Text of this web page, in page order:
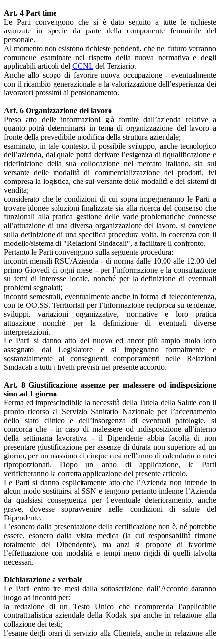
Art. 4 Part time
Le Parti convengono che si è dato seguito a tutte le richieste
avanzate in specie da parte della componente femminile del
personale.
Al momento non esistono richieste pendenti, che nel futuro verranno
comunque esaminate nel rispetto della nuova normativa e degli
applicabili articoli del CCNL del Terziario.
Anche allo scopo di favorire nuova occupazione - eventualmente
con il ricambio generazionale e la valorizzazione dell’esperienza dei
lavoratori prossimi al pensionamento.
Art. 6 Organizzazione del lavoro
Preso atto delle informazioni già fornite dall’azienda relative a
quanto potrà determinarsi in tema di organizzazione del lavoro a
fronte della prevedibile modifica della struttura aziendale;
esaminato, in tale contesto, il possibile sviluppo, anche tecnologico
dell’azienda, dal quale potrà derivare l’esigenza di riqualificazione e
ridefinizione della sua collocazione nel mercato italiano, sia sul
versante delle modalità di commercializzazione dei prodotti, ivi
compresa la logistica, che sul versante delle modalità e dei sistemi di
vendita;
considerato che le condizioni di cui sopra impegneranno le Parti a
trovare idonee soluzioni finalizzate sia alla ricerca del consenso che
funzionali alla pratica gestione delle varie problematiche connesse
all’attuazione di una diversa organizzazione del lavoro, si conviene
sulla definizione di una specifica procedura volta, in coerenza con il
modello/sistema di "Relazioni Sindacali", a facilitare il confronto.
Pertanto le Parti convengono sulla seguente procedura:
incontri mensili RSU/Azienda - di norma dalle 10.00 alle 12.00 del
primo Giovedì di ogni mese - per l’informazione e la consultazione
su temi di interesse locale, nonché per la definizione di eventuali
problemi segnalati;
incontri semestrali, eventualmente anche in forma di teleconferenza,
con le OO.SS. Territoriali per l’informazione reciproca su tendenze,
sviluppi, variazioni organizzative, normative e loro pratica
attuazione nonché per la definizione di eventuali diverse
interpretazioni.
Le Parti si danno atto del nuovo ed ancor più ampio ruolo loro
assegnato dal Legislatore e si impegnano formalmente e
sostanzialmente ai conseguenti comportamenti nelle Relazioni
Sindacali a tutti i livelli previsti nel presente accordo.
Art. 8 Giustificazione assenze per malessere od indisposizione
sino ad 1 giorno
Ferma ed imprescindibile la necessità della Tutela della Salute con il
pronto ricorso al Servizio Sanitario Nazionale per l’accertamento
dello stato clinico e dell’insorgenza di eventuali patologie, si
concorda che - in caso di malessere od indisposizione all’interno
della settimana lavorativa - il Dipendente abbia facoltà di non
presentare giustificazione per assenze di durata non superiore ad un
giorno, per un massimo di cinque casi nell’anno di calendario o ratei
riproporzionati. Dopo un anno di applicazione, le Parti
verificheranno la corretta applicazione del presente articolo.
Le Parti si danno esplicitamente atto che l’Azienda non intende in
alcun modo sostituirsi al SSN e tengono pertanto indenne l’Azienda
da qualsiasi conseguenza per l’eventuale deterioramento, anche
grave, dovesse sopravvenire nelle condizioni di salute del
Dipendente.
L’esonero dalla presentazione della certificazione non è, né potrebbe
essere, esonero dalla visita medica (la cui responsabilità rimane
totalmente del Dipendente), ma anzi si propone di favorirne
l’effettuazione con modalità e tempi meno rigidi di quelli talvolta
necessari.
Dichiarazione a verbale
Le Parti entro tre mesi dalla sottoscrizione dall’Accordo daranno
luogo ad incontri per:
la redazione di un Testo Unico che ricomprenda l’applicabile
contrattualistica aziendale della Kodak spa anche in relazione alla
collazione dei testi;
l’esame degli orari di servizio alla Clientela, anche in relazione alle